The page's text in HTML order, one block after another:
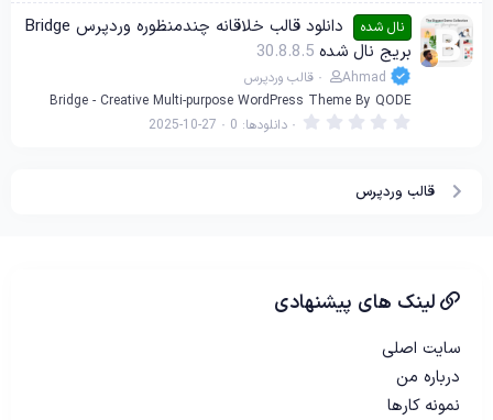
0
0
س
ت
ا
ر
ه
نال شده
دانلود قالب خلاقانه چندمنظوره وردپرس Bridge
بریج نال شده 30.8.8.5
Ahmad
قالب وردپرس
Bridge - Creative Multi-purpose WordPress Theme By QODE
0 دانلودها 0
2025-10-27
قالب وردپرس
لینک های پیشنهادی
سایت اصلی
درباره من
نمونه کارها